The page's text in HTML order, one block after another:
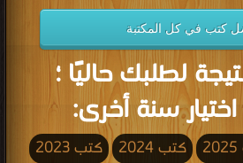
كتب في كل المكتبة
لطلبك حاليًا ؛
سنة أخرى:
كتب 2024
كتب 2023